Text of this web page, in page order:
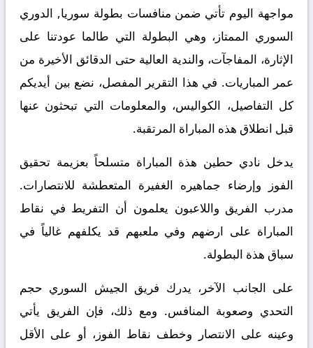
مواجهة اليوم تأتي ضمن منافسات بطولة سوريا, الدوري
السوري الممتاز، وهي البطولة التي طالما عودتنا على
الإثارة، المفاجآت، والندية العالية حتى الدقائق الأخيرة من
عمر المباريات. في هذا التقرير المفصل، نضع بين أيديكم
كل التفاصيل، الكواليس، والمعلومات التي تبحثون عنها
قبل انطلاق هذه المباراة المرتقبة.
يدخل نادي حطين هذة المباراة متسلحاً بعزيمة تحقيق
الفوز وإرضاء جماهيره الغفيرة المتعطشة للانتصارات.
مدرب الفريق واللاعبون يعلمون أن التفريط في نقاط
المباراة على ارضهم وفي ملعبهم قد يكلفهم غالياً في
سباق هذة البطولة.
على الجانب الآخر، يدرك فريق الجيش السوري حجم
التحدي وصعوبة المنافس. ومع ذلك، فإن الفريق يأتي
وعينه على الانتصار وخطف نقاط الفوز، أو على الأقل